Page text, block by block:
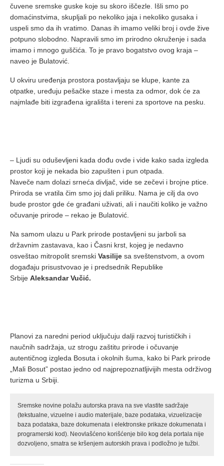
čuvene sremske guske koje su skoro iščezle. Išli smo po
domaćinstvima, skupljali po nekoliko jaja i nekoliko gusaka i
uspeli smo da ih vratimo. Danas ih imamo veliki broj i ovde žive
potpuno slobodno. Napravili smo im prirodno okruženje i sada
imamo i mnogo guščića. To je pravo bogatstvo ovog kraja –
naveo je Bulatović.
U okviru uređenja prostora postavljaju se klupe, kante za
otpatke, uređuju pešačke staze i mesta za odmor, dok će za
najmlađe biti izgrađena igrališta i tereni za sportove na pesku.
– Ljudi su oduševljeni kada dođu ovde i vide kako sada izgleda
prostor koji je nekada bio zapušten i pun otpada.
Naveče nam dolazi srneća divljač, vide se zečevi i brojne ptice.
Priroda se vratila čim smo joj dali priliku. Nama je cilj da ovo
bude prostor gde će građani uživati, ali i naučiti koliko je važno
očuvanje prirode – rekao je Bulatović.
Na samom ulazu u Park prirode postavljeni su jarboli sa
državnim zastavava, kao i Časni krst, kojeg je nedavno
osveštao mitropolit sremski Vasilije sa sveštenstvom, a ovom
događaju prisustvovao je i predsednik Republike
Srbije Aleksandar Vučić.
Planovi za naredni period uključuju dalji razvoj turističkih i
naučnih sadržaja, uz strogu zaštitu prirode i očuvanje
autentičnog izgleda Bosuta i okolnih šuma, kako bi Park prirode
„Mali Bosut” postao jedno od najprepoznatljivijih mesta održivog
turizma u Srbiji.
Sremske novine polažu autorska prava na sve vlastite sadržaje
(tekstualne, vizuelne i audio materijale, baze podataka, vizuelizacije
baza podataka, baze dokumenata i elektronske prikaze dokumenata i
programerski kod). Neovlašćeno korišćenje bilo kog dela portala nije
dozvoljeno, smatra se kršenjem autorskih prava i podložno je tužbi.